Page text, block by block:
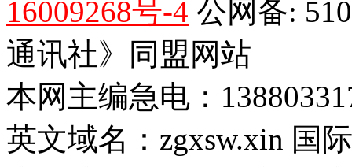
16009268号-4 公网备:
通讯社》同盟网站
本网主编急电：
英文域名：zgxsw.xin 国